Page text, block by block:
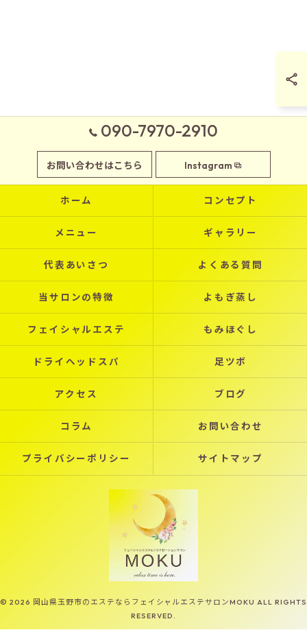
090-7970-2910
お問い合わせはこちら Instagram
ホーム コンセプト
メニュー ギャラリー
代表あいさつ よくある質問
当サロンの特徴 よもぎ蒸し
フェイシャルエステ もみほぐし
ドライヘッドスパ 足ツボ
アクセス ブログ
コラム お問い合わせ
プライバシーポリシー サイトマップ
© 2026 岡山県玉野市のエステならフェイシャルエステサロンMOKU ALL RIGHTS
RESERVED.